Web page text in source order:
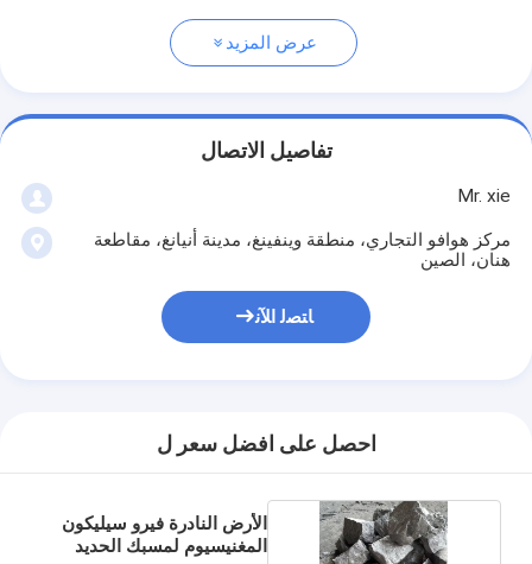
عرض المزيد
تفاصيل الاتصال
Mr. xie
مركز هوافو التجاري، منطقة وينفينغ، مدينة أنيانغ، مقاطعة
هنان، الصين
ﺎﺘﺼﻟ ﺍﻶﻧ
احصل على افضل سعر ل
الأرض النادرة فيرو سيليكون
المغنيسيوم لمسبك الحديد